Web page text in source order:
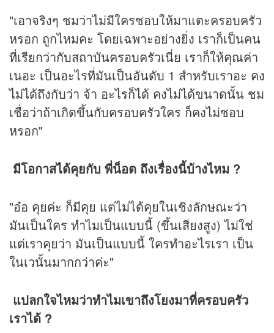
"เอาจริงๆ ชมว่าไม่มีใครชอบให้มาแตะครอบครัว
หรอก ถูกไหมคะ โดยเฉพาะอย่างยิ่ง เราก็เป็นคน
ที่เรียกว่ากับสถาบันครอบครัวเนี่ย เราก็ให้คุณค่า
เนอะ เป็นอะไรที่มันเป็นอันดับ 1 สำหรับเราอะ คง
ไม่ได้ถึงกับว่า จ้า อะไรก็ได้ คงไม่ได้ขนาดนั้น ชม
เชื่อว่าถ้าเกิดขึ้นกับครอบครัวใคร ก็คงไม่ชอบ
หรอก"
มีโอกาสได้คุยกับ พี่น็อต ถึงเรื่องนี้บ้างไหม ?
"อ๋อ คุยค่ะ ก็มีคุย แต่ไม่ได้คุยในเชิงลักษณะว่า
มันเป็นใคร ทำไมเป็นแบบนี้ (ขึ้นเสียงสูง) ไม่ใช่
แต่เราคุยว่า มันเป็นแบบนี้ ใครทำอะไรเรา เป็น
ในเวนั้นมากกว่าค่ะ"
แปลกใจไหมว่าทำไมเขาถึงโยงมาที่ครอบครัว
เราได้ ?